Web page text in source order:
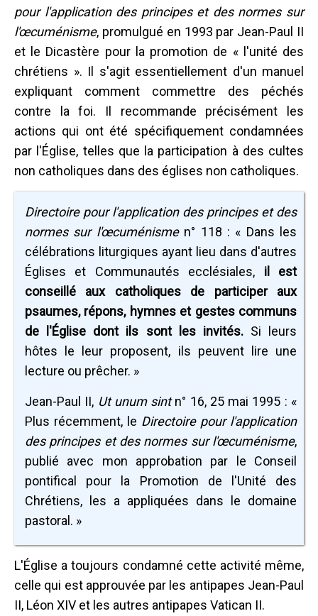
pour l'application des principes et des normes sur
l'œcuménisme, promulgué en 1993 par Jean-Paul II
et le Dicastère pour la promotion de « l'unité des
chrétiens ». Il s'agit essentiellement d'un manuel
expliquant comment commettre des péchés
contre la foi. Il recommande précisément les
actions qui ont été spécifiquement condamnées
par l'Église, telles que la participation à des cultes
non catholiques dans des églises non catholiques.
Directoire pour l'application des principes et des
normes sur l'œcuménismen° 118 : « Dans les
célébrations liturgiques ayant lieu dans d'autres
Églises et Communautés ecclésiales, il est
conseillé aux catholiques de participer aux
psaumes, répons, hymnes et gestes communs
de l'Église dont ils sont les invités.Si leurs
hôtes le leur proposent, ils peuvent lire une
lecture ou prêcher. »
Jean-Paul II, Ut unum sintn° 16, 25 mai 1995 : «
Plus récemment, le Directoire pour l'application
des principes et des normes sur l'œcuménisme,
publié avec mon approbation par le Conseil
pontifical pour la Promotion de l'Unité des
Chrétiens, les a appliquées dans le domaine
pastoral. »
L'Église a toujours condamné cette activité même,
celle qui est approuvée par les antipapes Jean-Paul
II, Léon XIV et les autres antipapes Vatican II.